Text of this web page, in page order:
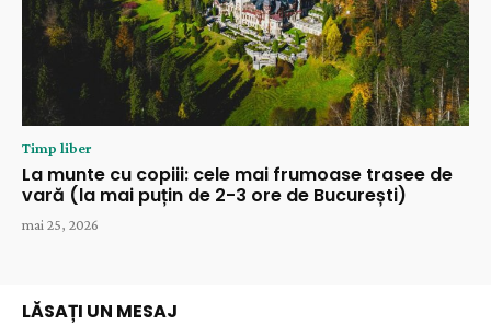
Timp liber
La munte cu copiii: cele mai frumoase trasee de
vară (la mai puțin de 2-3 ore de București)
mai 25, 2026
LĂSAȚI UN MESAJ